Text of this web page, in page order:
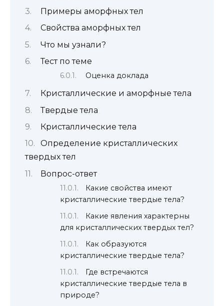
Примеры аморфных тел
Свойства аморфных тел
Что мы узнали?
Тест по теме
Оценка доклада
Кристаллические и аморфные тела
Твердые тела
Кристаллические тела
Определение кристаллических
твердых тел
Вопрос-ответ
Какие свойства имеют
кристаллические твердые тела?
Какие явления характерны
для кристаллических твердых тел?
Как образуются
кристаллические твердые тела?
Где встречаются
кристаллические твердые тела в
природе?